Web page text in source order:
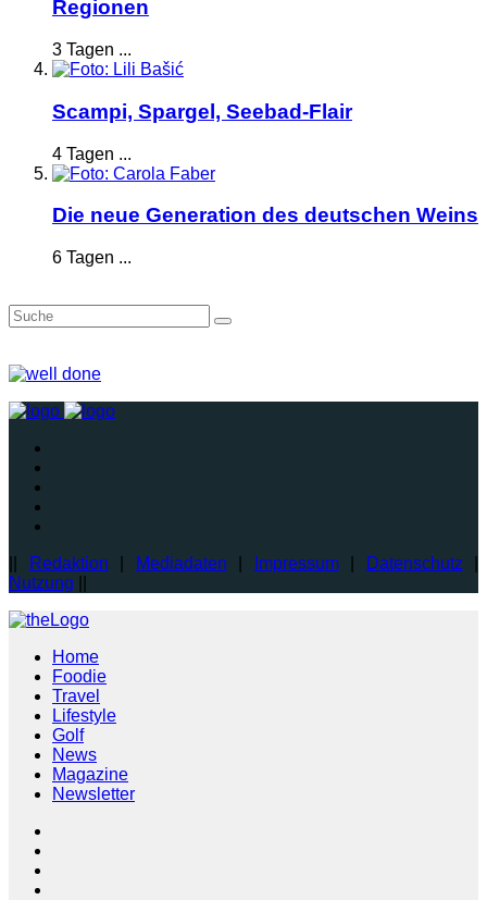
Regionen
3 Tagen ...
Scampi, Spargel, Seebad-Flair
4 Tagen ...
Die neue Generation des deutschen Weins
6 Tagen ...
Redaktion Mediadaten Impressum| Datenschutz
Nutzung
Home
Foodie
Travel
Lifestyle
Golf
News
Magazine
Newsletter